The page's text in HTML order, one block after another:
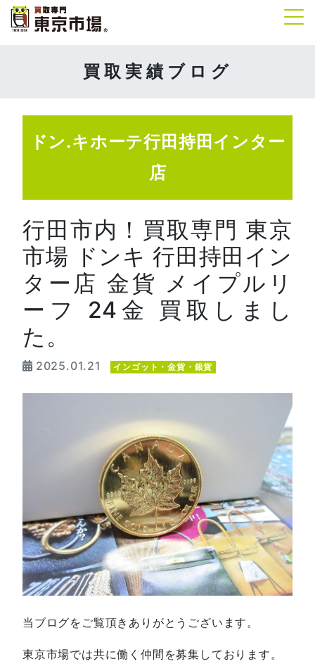
買取実績ブログ
ドン.キホーテ行田持田インター
店
行田市内！買取専門 東京
市場 ドンキ 行田持田イン
ター店 金貨 メイプルリ
ーフ 24金 買取しまし
た。
2025.01.21 インゴット・金貨・銀貨
当ブログをご覧頂きありがとうございます。
東京市場では共に働く仲間を募集しております。